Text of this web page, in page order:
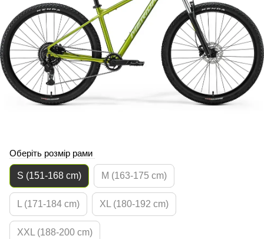
Оберіть розмір рами
S (151-168 cm) M (163-175 cm)
L (171-184 cm) XL (180-192 cm)
XXL (188-200 cm)